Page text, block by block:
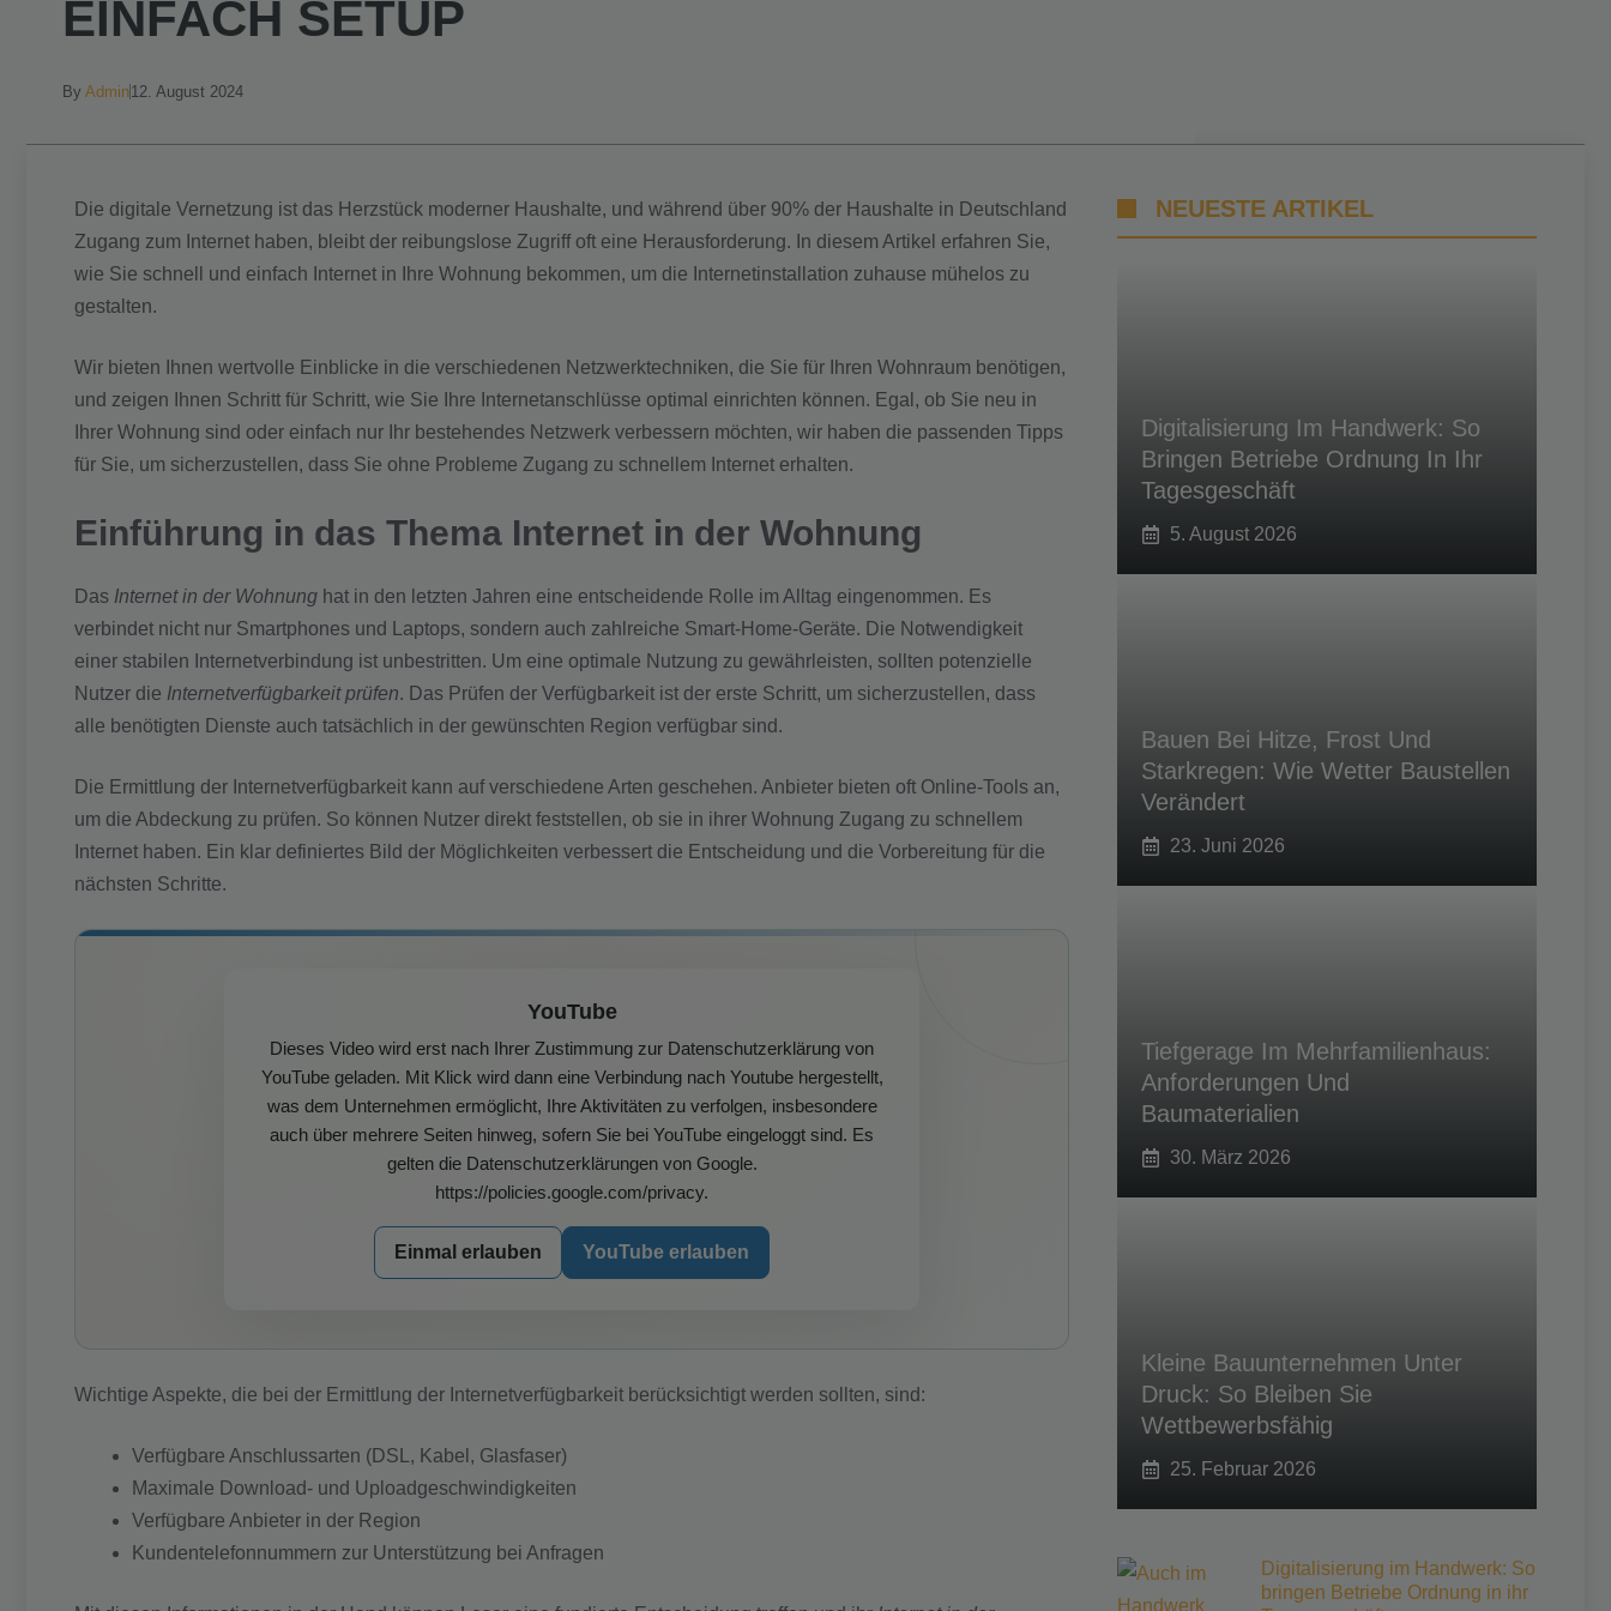
EINFACH SETUP
By Admin12. August 2024
Die digitale Vernetzung ist das Herzstück moderner Haushalte, und während über 90% der Haushalte in Deutschland
Zugang zum Internet haben, bleibt der reibungslose Zugriff oft eine Herausforderung. In diesem Artikel erfahren Sie,
wie Sie schnell und einfach Internet in Ihre Wohnung bekommen, um die Internetinstallation zuhause mühelos zu
gestalten.
Wir bieten Ihnen wertvolle Einblicke in die verschiedenen Netzwerktechniken, die Sie für Ihren Wohnraum benötigen,
und zeigen Ihnen Schritt für Schritt, wie Sie Ihre Internetanschlüsse optimal einrichten können. Egal, ob Sie neu in
Ihrer Wohnung sind oder einfach nur Ihr bestehendes Netzwerk verbessern möchten, wir haben die passenden Tipps
für Sie, um sicherzustellen, dass Sie ohne Probleme Zugang zu schnellem Internet erhalten.
Einführung in das Thema Internet in der Wohnung
Das Internet in der Wohnung hat in den letzten Jahren eine entscheidende Rolle im Alltag eingenommen. Es
verbindet nicht nur Smartphones und Laptops, sondern auch zahlreiche Smart-Home-Geräte. Die Notwendigkeit
einer stabilen Internetverbindung ist unbestritten. Um eine optimale Nutzung zu gewährleisten, sollten potenzielle
Nutzer die Internetverfügbarkeit prüfen. Das Prüfen der Verfügbarkeit ist der erste Schritt, um sicherzustellen, dass
alle benötigten Dienste auch tatsächlich in der gewünschten Region verfügbar sind.
Die Ermittlung der Internetverfügbarkeit kann auf verschiedene Arten geschehen. Anbieter bieten oft Online-Tools an,
um die Abdeckung zu prüfen. So können Nutzer direkt feststellen, ob sie in ihrer Wohnung Zugang zu schnellem
Internet haben. Ein klar definiertes Bild der Möglichkeiten verbessert die Entscheidung und die Vorbereitung für die
nächsten Schritte.
YouTube
Dieses Video wird erst nach Ihrer Zustimmung zur Datenschutzerklärung von
YouTube geladen. Mit Klick wird dann eine Verbindung nach Youtube hergestellt,
was dem Unternehmen ermöglicht, Ihre Aktivitäten zu verfolgen, insbesondere
auch über mehrere Seiten hinweg, sofern Sie bei YouTube eingeloggt sind. Es
gelten die Datenschutzerklärungen von Google.
https://policies.google.com/privacy.
Einmal erlauben YouTube erlauben
Wichtige Aspekte, die bei der Ermittlung der Internetverfügbarkeit berücksichtigt werden sollten, sind:
Verfügbare Anschlussarten (DSL, Kabel, Glasfaser)
Maximale Download- und Uploadgeschwindigkeiten
Verfügbare Anbieter in der Region
Kundentelefonnummern zur Unterstützung bei Anfragen
NEUESTE ARTIKEL
Digitalisierung Im Handwerk: So
Bringen Betriebe Ordnung In Ihr
Tagesgeschäft
5. August 2026
Bauen Bei Hitze, Frost Und
Starkregen: Wie Wetter Baustellen
Verändert
23. Juni 2026
Tiefgerage Im Mehrfamilienhaus:
Anforderungen Und
Baumaterialien
30. März 2026
Kleine Bauunternehmen Unter
Druck: So Bleiben Sie
Wettbewerbsfähig
25. Februar 2026
Digitalisierung im Handwerk: So
bringen Betriebe Ordnung in ihr